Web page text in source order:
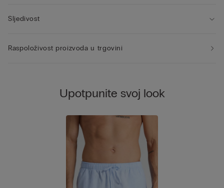
Sljedivost
Raspoloživost proizvoda u trgovini
Upotpunite svoj look